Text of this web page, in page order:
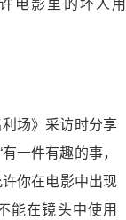
场》采访时分享
一件有趣的事，
你在电影中出现
能在镜头中使用